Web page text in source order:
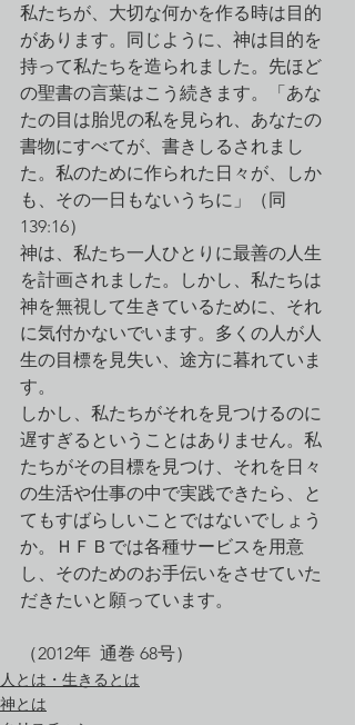
私たちが、大切な何かを作る時は目的
があります。同じように、神は目的を
持って私たちを造られました。先ほど
の聖書の言葉はこう続きます。「あな
たの目は胎児の私を見られ、あなたの
書物にすべてが、書きしるされまし
た。私のために作られた日々が、しか
も、その一日もないうちに」（同
139:16）
神は、私たち一人ひとりに最善の人生
を計画されました。しかし、私たちは
神を無視して生きているために、それ
に気付かないでいます。多くの人が人
生の目標を見失い、途方に暮れていま
す。
しかし、私たちがそれを見つけるのに
遅すぎるということはありません。私
たちがその目標を見つけ、それを日々
の生活や仕事の中で実践できたら、と
てもすばらしいことではないでしょう
か。ＨＦＢでは各種サービスを用意
し、そのためのお手伝いをさせていた
だきたいと願っています。
（2012年  通巻 68号）
人とは・生きるとは
神とは